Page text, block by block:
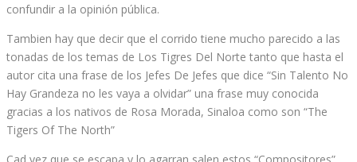
confundir a la opinión pública.
Tambien hay que decir que el corrido tiene mucho parecido a las
tonadas de los temas de Los Tigres Del Norte tanto que hasta el
autor cita una frase de los Jefes De Jefes que dice “Sin Talento No
Hay Grandeza no les vaya a olvidar” una frase muy conocida
gracias a los nativos de Rosa Morada, Sinaloa como son “The
Tigers Of The North”